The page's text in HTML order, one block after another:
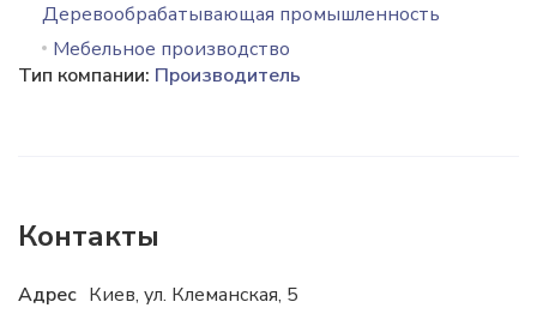
Деревообрабатывающая промышленность
Мебельное производство
Тип компании: Производитель
Контакты
Адрес Киев, ул. Клеманская, 5